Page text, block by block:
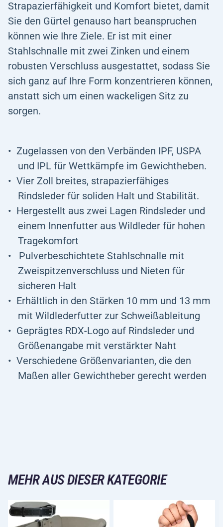
Strapazierfähigkeit und Komfort bietet, damit
Sie den Gürtel genauso hart beanspruchen
können wie Ihre Ziele. Er ist mit einer
Stahlschnalle mit zwei Zinken und einem
robusten Verschluss ausgestattet, sodass Sie
sich ganz auf Ihre Form konzentrieren können,
anstatt sich um einen wackeligen Sitz zu
sorgen.
Zugelassen von den Verbänden IPF, USPA
und IPL für Wettkämpfe im Gewichtheben.
Vier Zoll breites, strapazierfähiges
Rindsleder für soliden Halt und Stabilität.
Hergestellt aus zwei Lagen Rindsleder und
einem Innenfutter aus Wildleder für hohen
Tragekomfort
Pulverbeschichtete Stahlschnalle mit
Zweispitzenverschluss und Nieten für
sicheren Halt
Erhältlich in den Stärken 10 mm und 13 mm
mit Wildlederfutter zur Schweißableitung
Geprägtes RDX-Logo auf Rindsleder und
Größenangabe mit verstärkter Naht
Verschiedene Größenvarianten, die den
Maßen aller Gewichtheber gerecht werden
MEHR AUS DIESER KATEGORIE